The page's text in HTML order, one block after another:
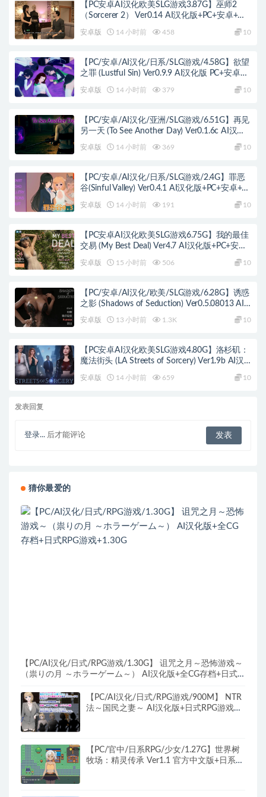
【PC安卓AI汉化欧美SLG游戏3.87G】巫师2
（Sorcerer 2） Ver0.14 AI汉化版+PC+安卓+欧
安卓版 14 小时前 458 10
【PC/安卓/AI汉化/日系/SLG游戏/4.58G】欲望
之罪 (Lustful Sin) Ver0.9.9 AI汉化版 PC+安卓
安卓版 14 小时前 379 10
【PC/安卓/AI汉化/亚洲/SLG游戏/6.51G】再见
另一天 (To See Another Day) Ver0.1.6c AI汉化
安卓版 14 小时前 369 10
【PC/安卓/AI汉化/日系/SLG游戏/2.4G】罪恶
谷(Sinful Valley) Ver0.4.1 AI汉化版+PC+安卓+日
安卓版 14 小时前 191 10
【PC安卓AI汉化欧美SLG游戏6.75G】我的最佳
交易 (My Best Deal) Ver4.7 AI汉化版+PC+安卓
安卓版 15 小时前 506 10
【PC/安卓/AI汉化/欧美/SLG游戏/6.28G】诱惑
之影 (Shadows of Seduction) Ver0.5.08013 AI
安卓版 13 小时前 1.3K 10
【PC安卓AI汉化欧美SLG游戏4.80G】洛杉矶：
魔法街头 (LA Streets of Sorcery) Ver1.9b AI汉
安卓版 14 小时前 659 10
发表回复
登录... 后才能评论
猜你最爱的
【PC/AI汉化/日式/RPG游戏/1.30G】 诅咒之月～恐怖游戏～
（祟りの月 ～ホラーゲーム～） AI汉化版+全CG存档+日式
【PC/AI汉化/日式/RPG游戏/900M】 NTR
法～国民之妻～ AI汉化版+日式RPG游戏
【PC/官中/日系RPG/少女/1.27G】世界树
牧场：精灵传承 Ver1.1 官方中文版+日系